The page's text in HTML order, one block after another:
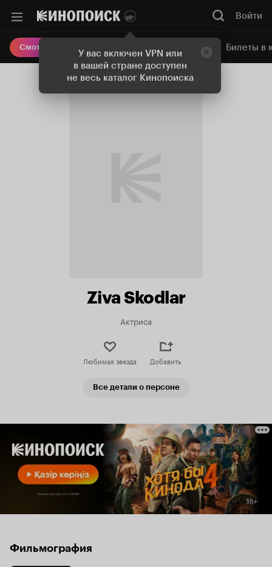
У вас включен VPN или
в вашей стране доступен
не весь каталог Кинопоиска
Войти
Смотреть кино Онлайн-кинотеатр Билеты в
Ziva Skodlar
Актриса
Любимая звезда Добавить
Все детали о персоне
Фильмография